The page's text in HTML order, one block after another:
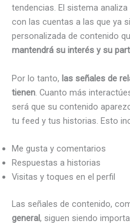
tendencias. El sistema
con las cuentas a las que ya
personalizada de contenido
mantendrá su interés y su
Por lo tanto, las señales de
tienen . Cuanto más
será que su contenido
tu feed y tus historias. Esto
Me gusta y comentarios
Respuestas a historias
Visitas y toques en el perfil
Las señales de contenido,
general, siguen siendo